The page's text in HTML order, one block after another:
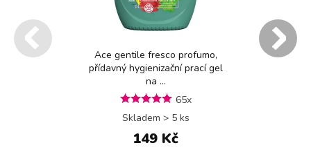
Ace gentile fresco profumo,
přídavný hygienizační prací gel
na ...
65x
Skladem > 5 ks
149 Kč